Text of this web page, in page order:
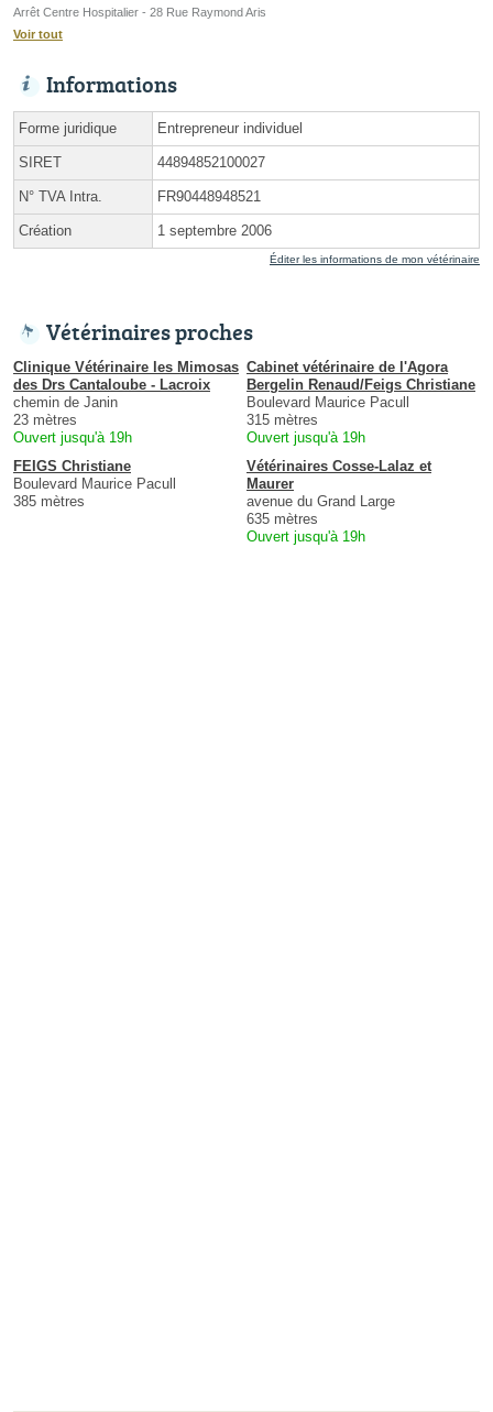
Arrêt Centre Hospitalier - 28 Rue Raymond Aris
Voir tout
Informations
Forme juridique Entrepreneur individuel
SIRET 44894852100027
N° TVA Intra. FR90448948521
Création 1 septembre 2006
Éditer les informations de mon vétérinaire
Vétérinaires proches
Clinique Vétérinaire les Mimosas
des Drs Cantaloube - Lacroix
chemin de Janin
23 mètres
Ouvert jusqu'à 19h
Cabinet vétérinaire de l'Agora
Bergelin Renaud/Feigs Christiane
Boulevard Maurice Pacull
315 mètres
Ouvert jusqu'à 19h
FEIGS Christiane
Boulevard Maurice Pacull
385 mètres
Vétérinaires Cosse-Lalaz et
Maurer
avenue du Grand Large
635 mètres
Ouvert jusqu'à 19h